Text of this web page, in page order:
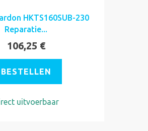
HKTS160SUB-230
Reparatie...
106,25 €
BESTELLEN
uitvoerbaar